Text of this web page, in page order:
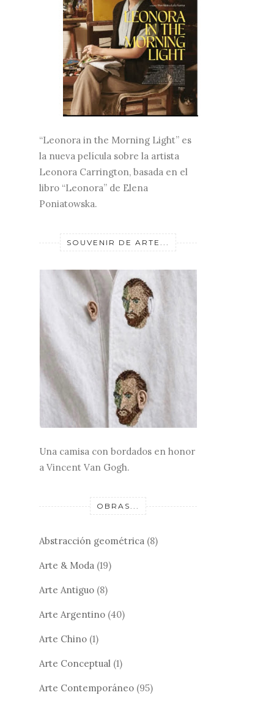
“Leonora in the Morning Light” es
la nueva película sobre la artista
Leonora Carrington, basada en el
libro “Leonora” de Elena
Poniatowska.
SOUVENIR DE ARTE...
Una camisa con bordados en honor
a Vincent Van Gogh.
OBRAS...
Abstracción geométrica (8)
Arte & Moda (19)
Arte Antiguo (8)
Arte Argentino (40)
Arte Chino (1)
Arte Conceptual (1)
Arte Contemporáneo (95)